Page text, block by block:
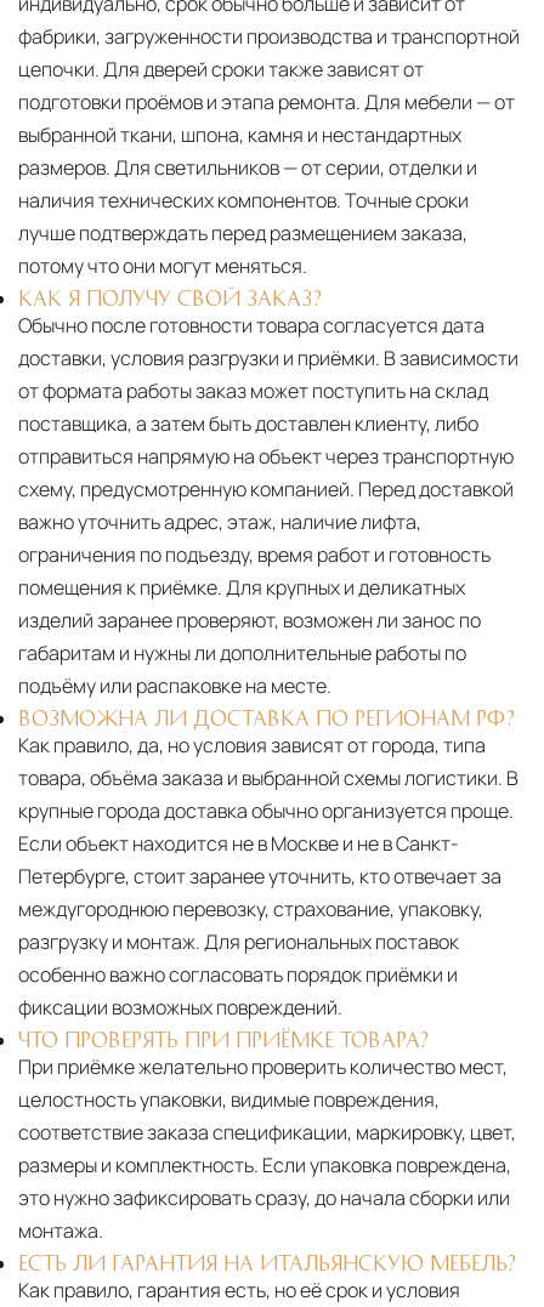
фабрики, загруженности производства и транспортной
цепочки. Для дверей сроки также зависят от
подготовки проёмов и этапа ремонта. Для мебели — от
выбранной ткани, шпона, камня и нестандартных
размеров. Для светильников — от серии, отделки и
наличия технических компонентов. Точные сроки
лучше подтверждать перед размещением заказа,
потому что они могут меняться.
КАК Я ПОЛУЧУ СВОЙ ЗАКАЗ?
Обычно после готовности товара согласуется дата
доставки, условия разгрузки и приёмки. В зависимости
от формата работы заказ может поступить на склад
поставщика, а затем быть доставлен клиенту, либо
отправиться напрямую на объект через транспортную
схему, предусмотренную компанией. Перед доставкой
важно уточнить адрес, этаж, наличие лифта,
ограничения по подъезду, время работ и готовность
помещения к приёмке. Для крупных и деликатных
изделий заранее проверяют, возможен ли занос по
габаритам и нужны ли дополнительные работы по
подъёму или распаковке на месте.
ВОЗМОЖНА ЛИ ДОСТАВКА ПО РЕГИОНАМ РФ?
Как правило, да, но условия зависят от города, типа
товара, объёма заказа и выбранной схемы логистики. В
крупные города доставка обычно организуется проще.
Если объект находится не в Москве и не в Санкт-
Петербурге, стоит заранее уточнить, кто отвечает за
междугороднюю перевозку, страхование, упаковку,
разгрузку и монтаж. Для региональных поставок
особенно важно согласовать порядок приёмки и
фиксации возможных повреждений.
ЧТО ПРОВЕРЯТЬ ПРИ ПРИЁМКЕ ТОВАРА?
При приёмке желательно проверить количество мест,
целостность упаковки, видимые повреждения,
соответствие заказа спецификации, маркировку, цвет,
размеры и комплектность. Если упаковка повреждена,
это нужно зафиксировать сразу, до начала сборки или
монтажа.
ЕСТЬ ЛИ ГАРАНТИЯ НА ИТАЛЬЯНСКУЮ МЕБЕЛЬ?
Как правило, гарантия есть, но её срок и условия